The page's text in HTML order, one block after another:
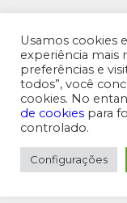
MENU SUPERIOR
Usamos cookies
experiência mais
preferências e
todos”, você
cookies. No
de cookies para
controlado.
Configurações